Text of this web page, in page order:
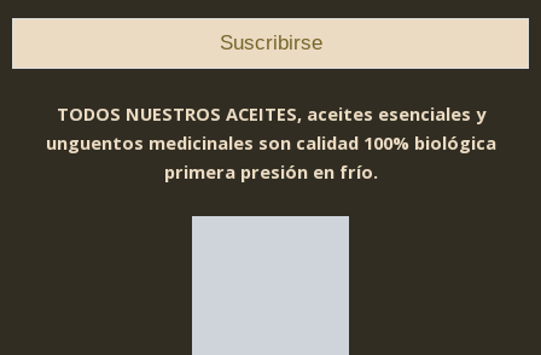
TODOS NUESTROS ACEITES, aceites esenciales y
unguentos medicinales son calidad 100% biológica
primera presión en frío.